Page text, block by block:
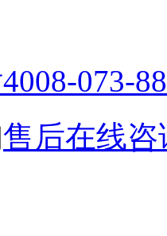
4008-073-
售后在线咨